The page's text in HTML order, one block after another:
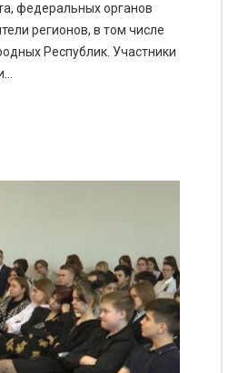
федеральных органов
регионов, в том числе
Республик. Участники